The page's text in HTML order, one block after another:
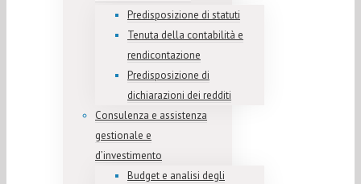
Predisposizione di statuti
Tenuta della contabilità e
rendicontazione
Predisposizione di
dichiarazioni dei redditi
Consulenza e assistenza
gestionale e
d’investimento
Budget e analisi degli